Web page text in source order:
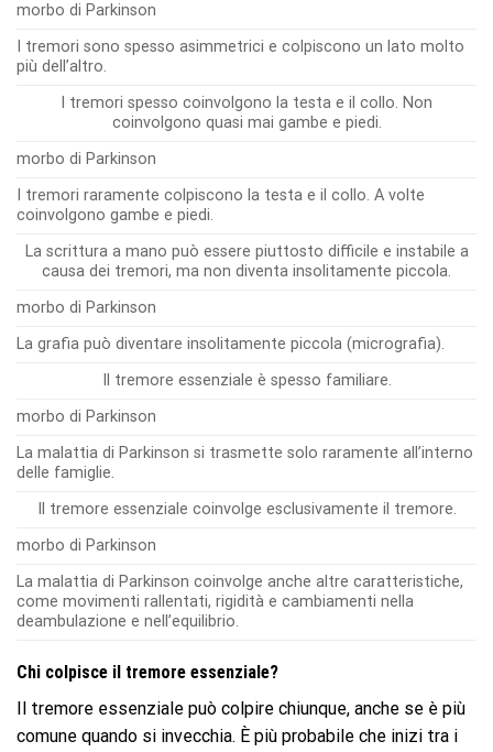
morbo di Parkinson
I tremori sono spesso asimmetrici e colpiscono un lato molto
più dell’altro.
I tremori spesso coinvolgono la testa e il collo. Non
coinvolgono quasi mai gambe e piedi.
morbo di Parkinson
I tremori raramente colpiscono la testa e il collo. A volte
coinvolgono gambe e piedi.
La scrittura a mano può essere piuttosto difficile e instabile a
causa dei tremori, ma non diventa insolitamente piccola.
morbo di Parkinson
La grafia può diventare insolitamente piccola (micrografia).
Il tremore essenziale è spesso familiare.
morbo di Parkinson
La malattia di Parkinson si trasmette solo raramente all’interno
delle famiglie.
Il tremore essenziale coinvolge esclusivamente il tremore.
morbo di Parkinson
La malattia di Parkinson coinvolge anche altre caratteristiche,
come movimenti rallentati, rigidità e cambiamenti nella
deambulazione e nell’equilibrio.
Chi colpisce il tremore essenziale?
Il tremore essenziale può colpire chiunque, anche se è più
comune quando si invecchia. È più probabile che inizi tra i